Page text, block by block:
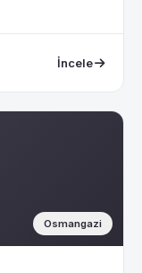
İncele
Osmangazi